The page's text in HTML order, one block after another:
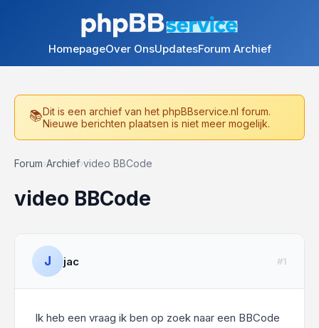
HomepageOver OnsUpdatesForum Archief
Dit is een archief van het phpBBservice.nl forum.
Nieuwe berichten plaatsen is niet meer mogelijk.
Forum›Archief›video BBCode
video BBCode
J jac #1
Ik heb een vraag ik ben op zoek naar een BBCode